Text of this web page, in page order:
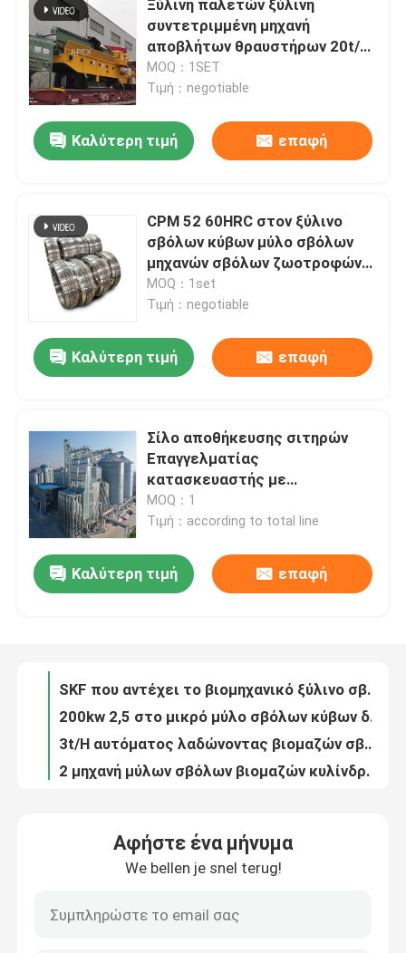
Αρχική Σελίδα
Προϊόντα
Βίντεο
Σχετικά με εμάς
Ποιοτικός έλεγχος
επαφή
Ξύλινη παλετών ξύλινη
συντετριμμένη μηχανή
αποβλήτων θραυστήρων 20t/h
βαριά σκονισμένη στο VN
MOQ：1SET
Τιμή：negotiable
Καλύτερη τιμή επαφή
CPM 52 60HRC στον ξύλινο
σβόλων κύβων μύλο σβόλων
μηχανών σβόλων ζωοτροφών
κατασκευαστών ξύλινο
MOQ：1set
Τιμή：negotiable
Καλύτερη τιμή επαφή
Σίλο αποθήκευσης σιτηρών
Επαγγελματίας
κατασκευαστής με
ανελκυστήρα κουβά
MOQ：1
Τιμή：according to total line
Καλύτερη τιμή επαφή
Σβόλος αλφάλφα βιομαζών χλόης που κάνει το μύλο NSK σβόλων φλοιών ρυζιού μηχανών που αντέχει 678
3t/H αυτόματος λαδώνοντας βιομαζών σβόλων μύλων μύλος σβόλων μηχανών εμπορικός ξύλινος
2 μηχανή μύλων σβόλων βιομαζών κυλίνδρων 1tph
Αφήστε ένα μήνυμα
We bellen je snel terug!